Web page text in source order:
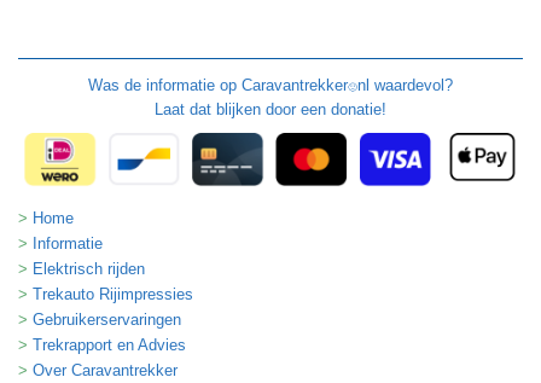
Was de informatie op Caravantrekker🙂nl waardevol?
Laat dat blijken door een donatie!
Home
Informatie
Elektrisch rijden
Trekauto Rijimpressies
Gebruikerservaringen
Trekrapport en Advies
Over Caravantrekker